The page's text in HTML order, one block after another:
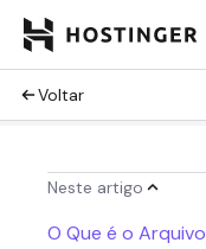
Voltar
Neste artigo
O Que é o Arquivo